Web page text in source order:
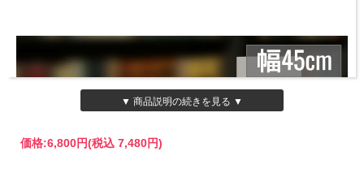
▼ 商品説明の続きを見る ▼
価格:6,800円(税込 7,480円)